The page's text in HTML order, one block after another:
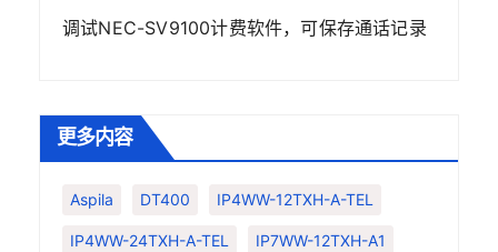
调试NEC-SV9100计费软件，可保存通话记录
更多内容
Aspila DT400 IP4WW-12TXH-A-TEL
IP4WW-24TXH-A-TEL IP7WW-12TXH-A1